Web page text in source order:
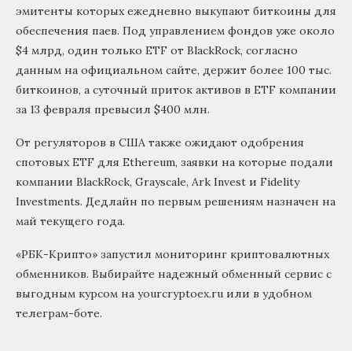
эмитенты которых ежедневно выкупают биткоины для
обеспечения паев. Под управлением фондов уже около
$4 млрд, один только ETF от BlackRock, согласно
данным на официальном сайте, держит более 100 тыс.
биткоинов, а суточный приток активов в ETF компании
за 13 февраля превысил $400 млн.
От регуляторов в США также ожидают одобрения
спотовых ETF для Ethereum, заявки на которые подали
компании BlackRock, Grayscale, Ark Invest и Fidelity
Investments. Дедлайн по первым решениям назначен на
май текущего года.
«РБК-Крипто» запустил мониторинг криптовалютных
обменников. Выбирайте надежный обменный сервис с
выгодным курсом на yourcryptoex.ru или в удобном
телеграм-боте.